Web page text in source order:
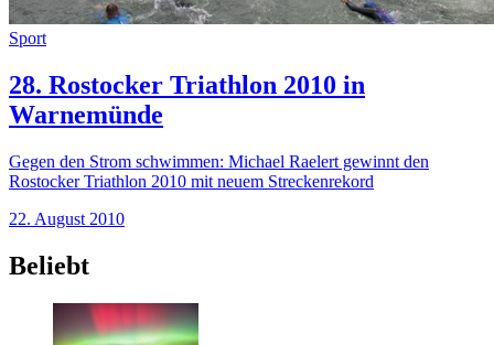
Sport
28. Rostocker Triathlon 2010 in
Warnemünde
Gegen den Strom schwimmen: Michael Raelert gewinnt den
Rostocker Triathlon 2010 mit neuem Streckenrekord
22. August 2010
Beliebt